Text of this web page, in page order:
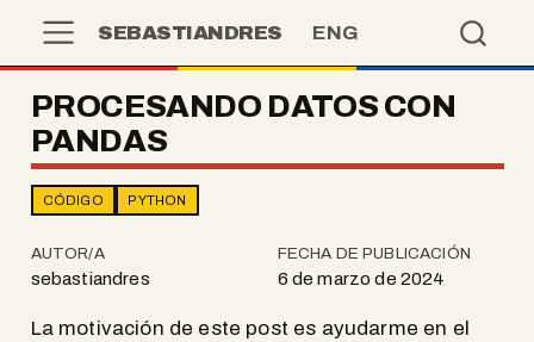
SEBASTIANDRES ENG
PROCESANDO DATOS CON
PANDAS
CÓDIGO PYTHON
AUTOR/A
sebastiandres
FECHA DE PUBLICACIÓN
6 de marzo de 2024
La motivación de este post es ayudarme en el